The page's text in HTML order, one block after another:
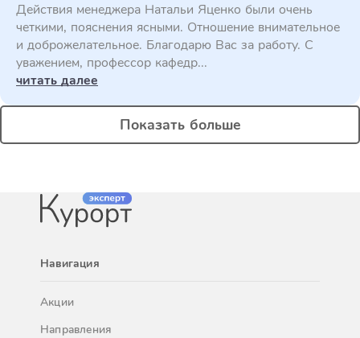
Действия менеджера Натальи Яценко были очень
четкими, пояснения ясными. Отношение внимательное
и доброжелательное. Благодарю Вас за работу. С
уважением, профессор кафедр...
читать далее
Показать больше
Навигация
Акции
Направления